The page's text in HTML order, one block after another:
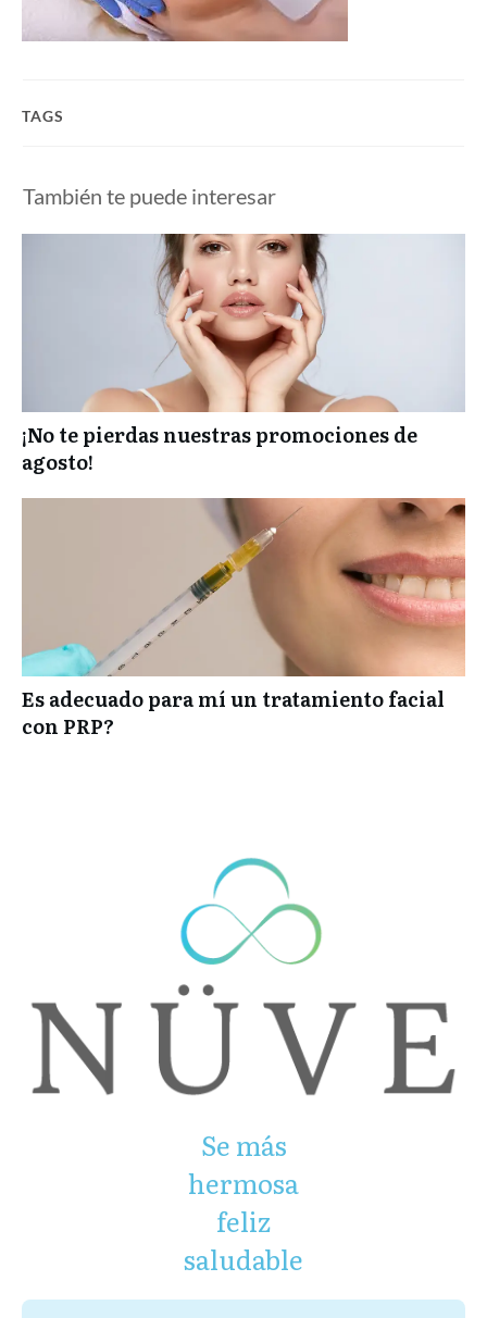
TAGS
También te puede interesar
¡No te pierdas nuestras promociones de
agosto!
Es adecuado para mí un tratamiento facial
con PRP?
Se más
hermosa
feliz
saludable